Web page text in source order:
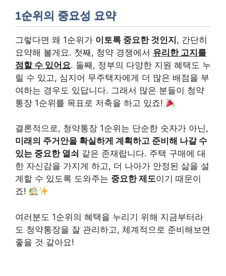
1순위의 중요성 요약
그렇다면 왜 1순위가 이토록 중요한 것인지, 간단히
요약해 볼게요. 첫째, 청약 경쟁에서 유리한 고지를
점할 수 있어요. 둘째, 정부의 다양한 지원 혜택도 누
릴 수 있고, 심지어 무주택자에게 더 많은 배점을 부
여하는 경우도 있답니다. 그래서 많은 분들이 청약
통장 1순위를 목표로 저축을 하고 있죠!
결론적으로, 청약통장 1순위는 단순한 숫자가 아닌,
미래의 주거안을 확실하게 계획하고 준비해 나갈 수
있는 중요한 열쇠 같은 존재랍니다. 주택 구매에 대
한 자신감을 가지게 하고, 더 나아가 안정된 삶을 설
계할 수 있도록 도와주는 중요한 제도이기 때문이
죠!
여러분도 1순위의 혜택을 누리기 위해 지금부터라
도 청약통장을 잘 관리하고, 체계적으로 준비해보면
좋을 것 같아요!